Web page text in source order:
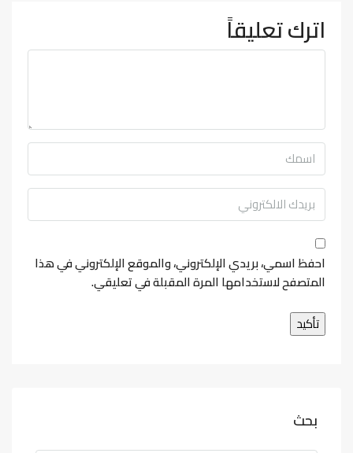
اترك تعليقاً
احفظ اسمي، بريدي الإلكتروني، والموقع الإلكتروني في هذا
المتصفح لاستخدامها المرة المقبلة في تعليقي.
بحث